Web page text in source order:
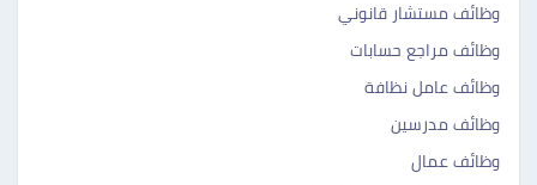
وظائف مستشار قانوني
وظائف مراجع حسابات
وظائف عامل نظافة
وظائف مدرسين
وظائف عمال